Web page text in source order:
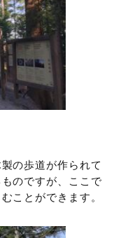
の歩道が作られて
のですが、ここで
ことができます。